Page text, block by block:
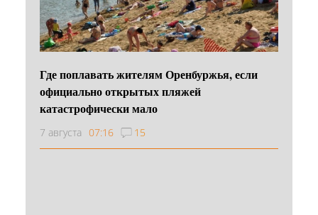
Где поплавать жителям Оренбуржья, если
официально открытых пляжей
катастрофически мало
7 августа 07:16 15